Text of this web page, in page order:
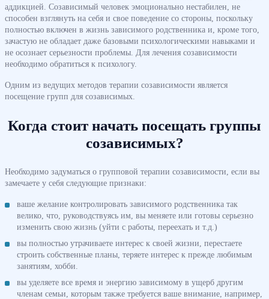
аддикцией. Созависимый человек эмоционально нестабилен, не
способен взглянуть на себя и свое поведение со стороны, поскольку
полностью включен в жизнь зависимого родственника и, кроме того,
зачастую не обладает даже базовыми психологическими навыками и
не осознает серьезности проблемы. Для лечения созависимости
необходимо обратиться к психологу.
Одним из ведущих методов терапии созависимости является
посещение групп для созависимых.
Когда стоит начать посещать группы
созависимых?
Необходимо задуматься о групповой терапии созависимости, если вы
замечаете у себя следующие признаки:
ваше желание контролировать зависимого родственника так
велико, что, руководствуясь им, вы меняете или готовы серьезно
изменить свою жизнь (уйти с работы, переехать и т.д.)
вы полностью утрачиваете интерес к своей жизни, перестаете
строить собственные планы, теряете интерес к прежде любимым
занятиям, хобби.
вы уделяете все время и энергию зависимому в ущерб другим
членам семьи, которым также требуется ваше внимание, например,